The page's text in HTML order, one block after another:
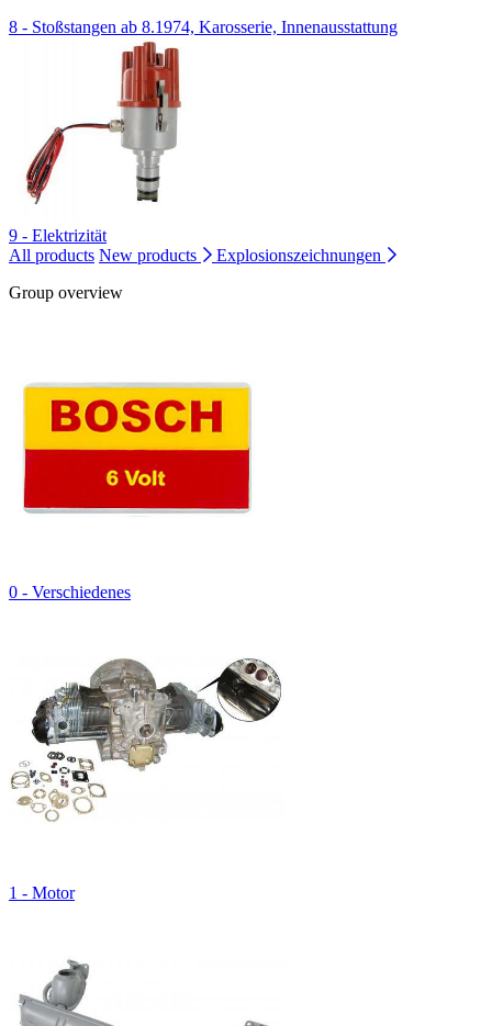
8 - Stoßstangen ab 8.1974, Karosserie, Innenausstattung
9 - Elektrizität
All products New products
Explosionszeichnungen
Group overview
0 - Verschiedenes
1 - Motor